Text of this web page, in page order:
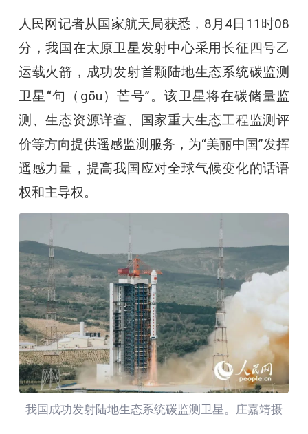
人民网记者从国家航天局获悉，8月4日11时08
分，我国在太原卫星发射中心采用长征四号乙
运载火箭，成功发射首颗陆地生态系统碳监测
卫星“句（gōu）芒号”。该卫星将在碳储量监
测、生态资源详查、国家重大生态工程监测评
价等方向提供遥感监测服务，为“美丽中国”发挥
遥感力量，提高我国应对全球气候变化的话语
权和主导权。
我国成功发射陆地生态系统碳监测卫星。庄嘉靖摄